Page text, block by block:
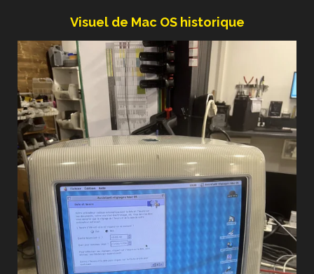
Visuel de Mac OS historique